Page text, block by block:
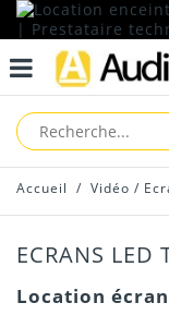
Accueil / Vidéo /
ECRANS LED
Location